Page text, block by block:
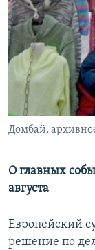
РАСПИСАНИЕ
СОЦИАЛЬНЫЕ СЕТИ
Все сайты
Домбай,
О главных
августа
Европейский
решение по